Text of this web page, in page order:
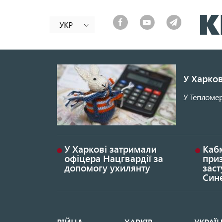
УКР
У
У
У Харкові затримали
офіцера Нацгвардії за
допомогу ухилянту